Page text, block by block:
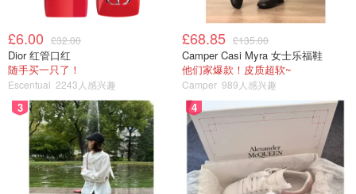
£6.00 £32.00
Dior 红管口红
随手买一只了！
Escentual 2243人感兴趣
£68.85 £135.00
Camper Casi Myra 女士乐福鞋
他们家爆款！皮质超软~
Camper 989人感兴趣
3 4